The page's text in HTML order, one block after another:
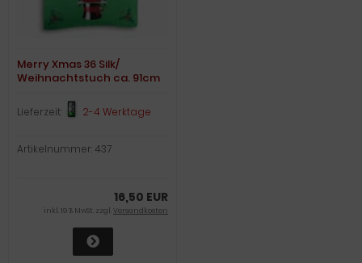
Merry Xmas 36 Silk/
Weihnachtstuch ca. 91cm
Lieferzeit: 2-4 Werktage
Artikelnummer: 437
16,50 EUR
inkl. 19 % MwSt. zzgl.Versandkosten